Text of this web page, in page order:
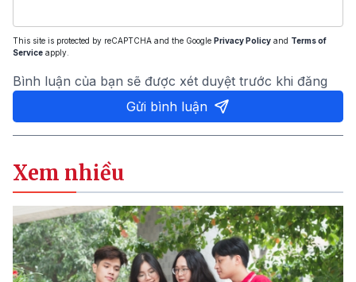
This site is protected by reCAPTCHA and the Google Privacy Policy and Terms of
Service apply.
Bình luận của bạn sẽ được xét duyệt trước khi đăng
Gửi bình luận
Xem nhiều